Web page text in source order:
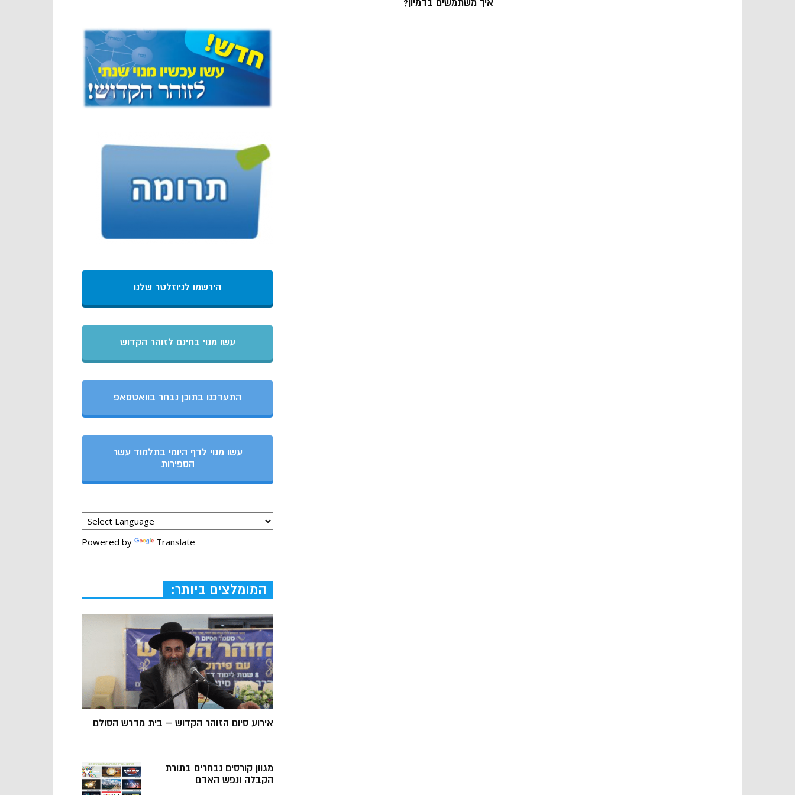
איך משתמשים בדמיון?
הירשמו לניוזלטר שלנו
עשו מנוי בחינם לזוהר הקדוש
התעדכנו בתוכן נבחר בוואטסאפ
עשו מנוי לדף היומי בתלמוד עשר
הספירות
Powered by Translate
המומלצים ביותר:
אירוע סיום הזוהר הקדוש – בית מדרש הסולם
מגוון קורסים נבחרים בתורת
הקבלה ונפש האדם